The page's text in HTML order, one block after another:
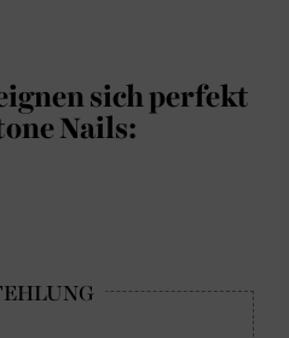
sich perfekt
Nails: